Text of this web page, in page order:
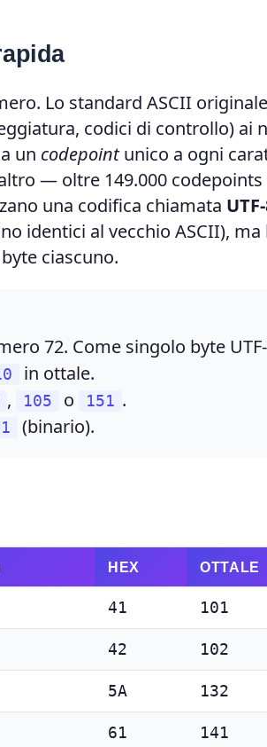
Lo standard ASCII
codici di controllo) ai
un codepointunico a ogni
— oltre 149.000 codepoints
una codifica chiamata
identici al vecchio ASCII), ma
ciascuno.
72. Come singolo byte
in ottale.
, 105 o 151 .
(binario).
HEX OTTALE
41 101
42 102
5A 132
61 141